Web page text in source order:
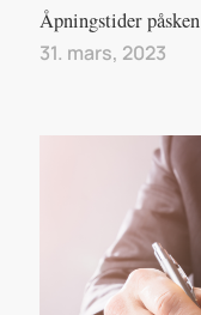
Åpningstider påsken
31. mars, 2023